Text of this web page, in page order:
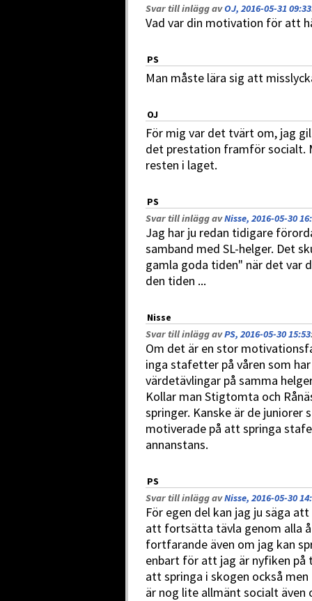
Svar till inlägg avOJ, 2016-05-31 09:33
Vad var din motivation för att
PS
Man måste lära sig att
OJ
För mig var det tvärt om, jag
det prestation framför socialt.
resten i laget.
PS
Svar till inlägg avNisse, 2016-05-30
Jag har ju redan tidigare
samband med SL-helger. Det
gamla goda tiden" när det var
den tiden ...
Nisse
Svar till inlägg avPS, 2016-05-30 15:53
Om det är en stor
inga stafetter på våren som
värdetävlingar på samma
Kollar man Stigtomta och
springer. Kanske är de juniorer
motiverade på att springa
annanstans.
PS
Svar till inlägg avNisse, 2016-05-30
För egen del kan jag ju säga
att fortsätta tävla genom alla
fortfarande även om jag kan
enbart för att jag är nyfiken på
att springa i skogen också
är nog lite allmänt socialt